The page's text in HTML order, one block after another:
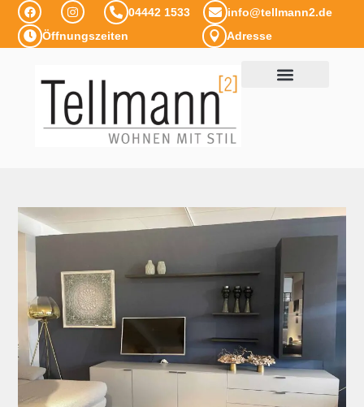
04442 1533
info@tellmann2.de
Öffnungszeiten
Adresse